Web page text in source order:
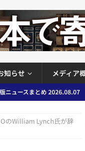
知らせ メディア
日刊出版ニュースまとめ
のWilliam Lynch氏が辞